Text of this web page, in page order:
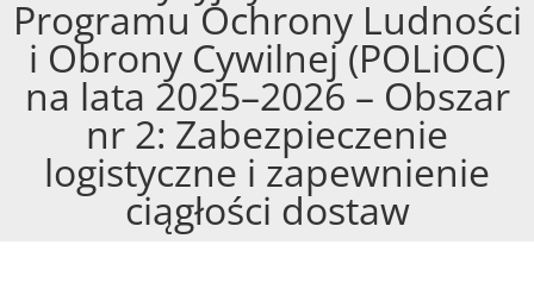
Programu Ochrony Ludności
i Obrony Cywilnej (POLiOC)
na lata 2025–2026 – Obszar
nr 2: Zabezpieczenie
logistyczne i zapewnienie
ciągłości dostaw